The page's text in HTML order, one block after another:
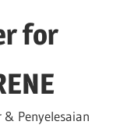
for
Penyelesaian